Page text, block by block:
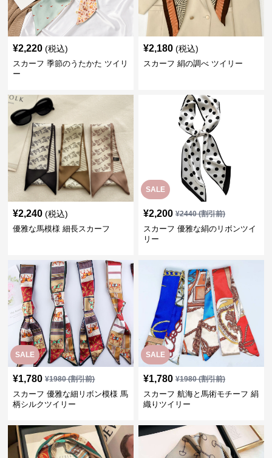
¥2,220 (税込)
スカーフ 季節のうたかた ツイリ
ー
¥2,180 (税込)
スカーフ 絹の調べ ツイリー
¥2,240 (税込)
優雅な馬模様 細長スカーフ
SALE
¥2,200 ¥2440(割引前)
スカーフ 優雅な絹のリボンツイ
リー
SALE
¥1,780 ¥1980(割引前)
スカーフ 優雅な細リボン模様 馬
柄シルクツイリー
SALE
¥1,780 ¥1980(割引前)
スカーフ 航海と馬術モチーフ 絹
織りツイリー